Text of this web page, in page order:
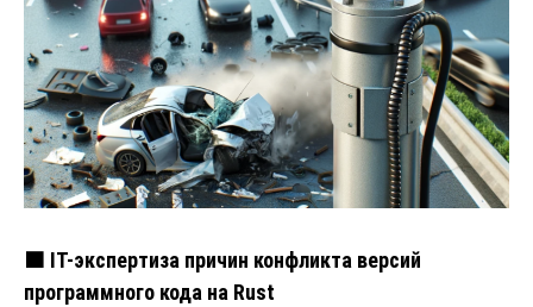
🟧 IT-экспертиза причин конфликта версий
программного кода на Rust